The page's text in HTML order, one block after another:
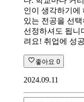
인이 생각하기에
있는 전공을 선
선정하셔도 됩니
려요! 취업에 성
좋아요 0
2024.09.11